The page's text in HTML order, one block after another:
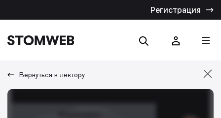
Регистрация
Вернуться к лектору
Отмена